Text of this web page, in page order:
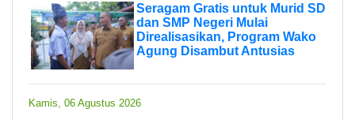
Seragam Gratis untuk Murid SD
dan SMP Negeri Mulai
Direalisasikan, Program Wako
Agung Disambut Antusias
Kamis, 06 Agustus 2026